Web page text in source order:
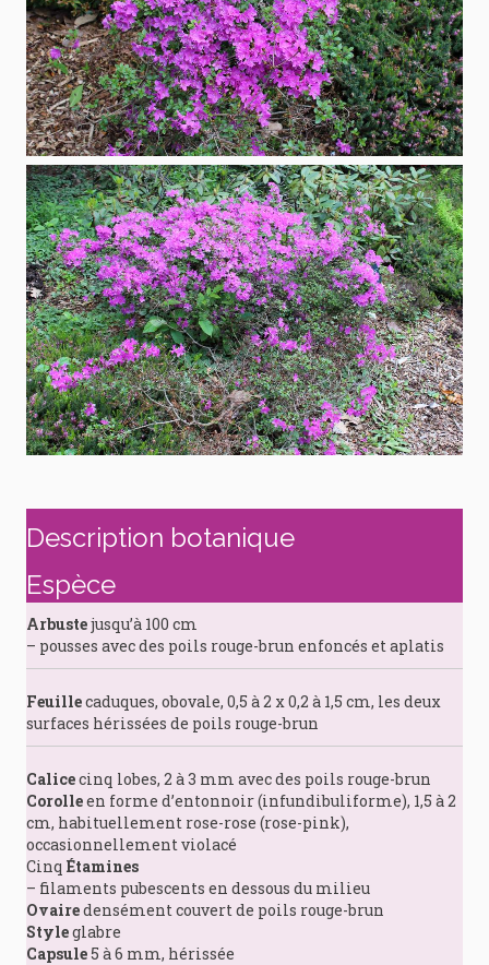
Description botanique
Espèce
Arbustejusqu’à 100 cm
– pousses avec des poils rouge-brun enfoncés et aplatis
Feuillecaduques, obovale, 0,5 à 2 x 0,2 à 1,5 cm, les deux
surfaces hérissées de poils rouge-brun
Calicecinq lobes, 2 à 3 mm avec des poils rouge-brun
Corolleen forme d’entonnoir (infundibuliforme), 1,5 à 2
cm, habituellement rose-rose (rose-pink),
occasionnellement violacé
Cinq Étamines
– filaments pubescents en dessous du milieu
Ovairedensément couvert de poils rouge-brun
Styleglabre
Capsule5 à 6 mm, hérissée